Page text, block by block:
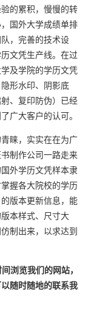
的累积，慢慢的转
国外大学成绩单排
，完善的技术设
文凭生产线。在过
及学院的学历文凭
形水印、阴影底
、复印防伪）已经
广大客户的认可。
睐，实实在在为广
制作公司一路走来
外学历文凭样本隶
握各大院校的学历
版本更新信息，能
本样式、尺寸大
制出来，以求达到
浏览我们的网站，
随时随地的联系我